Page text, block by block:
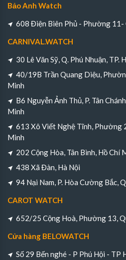
Bảo Anh Watch
608 Điện Biên Phủ - Phường 11-
CARNIVAL.WATCH
30 Lê Văn Sỹ, Q. Phú Nhuận, TP.
40/19B Trần Quang Diệu,
Minh
B6 Nguyễn Ảnh Thủ, P. Tân
Minh
613 Xô Viết Nghệ Tĩnh, Phường
Minh
202 Cộng Hòa, Tân Bình, Hồ Chí
438 Xã Đàn, Hà Nội
94 Nại Nam, P. Hòa Cường Bắc,
CAROT WATCH
652/25 Cộng Hoà, Phường 13,
Cửa hàng BELOWATCH
Số 29 Bến nghé - P Phú Hội - TP